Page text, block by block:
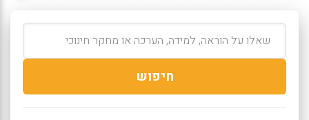
חיפוש